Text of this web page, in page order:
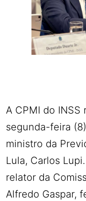
A CPMI do INSS
segunda-feira
ministro da
Lula, Carlos
relator da
Alfredo Gaspar,